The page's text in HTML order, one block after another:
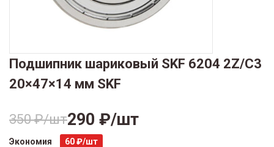
Подшипник шариковый SKF 6204 2Z/C3
20×47×14 мм SKF
350 ₽/шт290 ₽/шт
Экономия 60 ₽/шт